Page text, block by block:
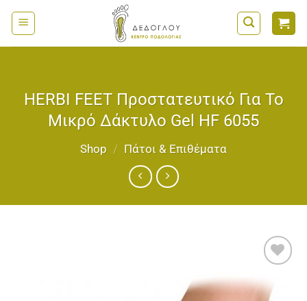
Μετάβαση
στο
περιεχόμενο
HERBI FEET Προστατευτικό Για Το
Μικρό Δάκτυλο Gel HF 6055
Shop / Πάτοι & Επιθέματα
wishlist